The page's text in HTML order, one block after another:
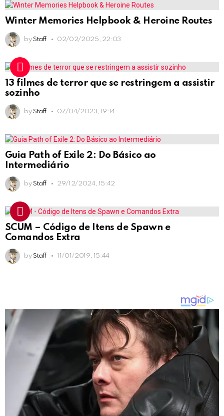
Winter Memories Helpbook & Heroine Routes
by Staff 02/02/2025, 22:03
13 filmes de terror que se restringem a assistir
sozinho
by Staff 07/04/2023, 19:14
Guia Path of Exile 2: Do Básico ao
Intermediário
by Staff 29/12/2024, 15:42
SCUM – Código de Itens de Spawn e
Comandos Extra
by Staff 11/01/2019, 15:44